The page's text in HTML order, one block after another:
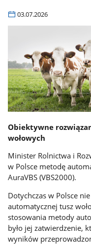
03.07.2026
Obiektywne
wołowych
Minister Rolnictwa i
w Polsce metodę
AuraVBS (VBS2000).
Dotychczas w Polsce
automatycznej tusz
stosowania metody
było jej zatwierdzenie,
wyników